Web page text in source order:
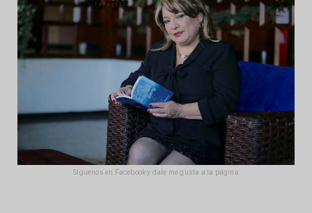
Síguenos en Facebook y dale me gusta a la página